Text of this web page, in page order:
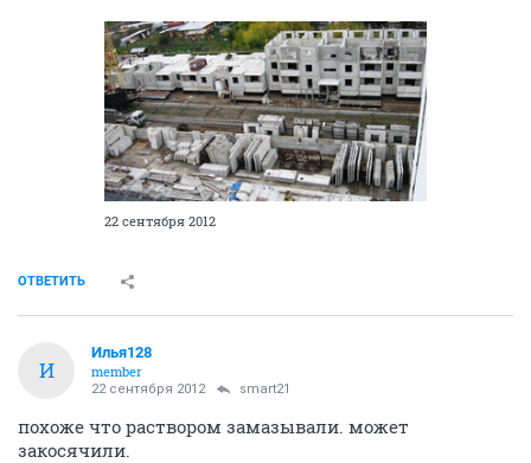
22 сентября 2012
ОТВЕТИТЬ
И
Илья128
member
22 сентября 2012 smart21
похоже что раствором замазывали. может
закосячили.